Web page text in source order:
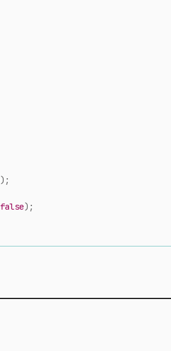
) ;
false) ;